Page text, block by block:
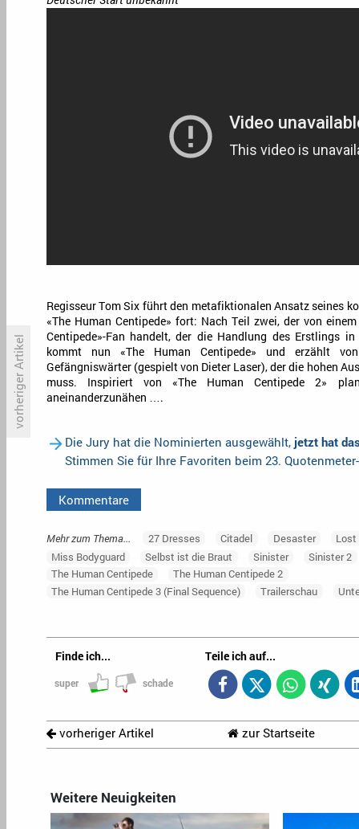
Regisseur Tom Six führt den metafiktionalen Ansatz seines
«The Human Centipede» fort: Nach Teil zwei, der von
Centipede»-Fan handelt, der die Handlung des Erstlings
kommt nun «The Human Centipede» und erzählt
Gefängniswärter (gespielt von Dieter Laser), der die hohen
muss. Inspiriert von «The Human Centipede 2»
aneinanderzunähen ….
Die Jury hat die Nominierten ausgewählt, jetzt hat
Stimmen Sie für Ihre Favoriten beim 23.
Kommentare
Mehr zum Thema... 27 Dresses Citadel Desaster
Lost
Miss Bodyguard
Selbst ist die Braut Sinister
Sinister 2
The Human Centipede
The Human Centipede 2
The Human Centipede 3 (Final Sequence)
Trailerschau
Finde ich...
super schade
Teile ich auf...
vorheriger Artikel zur Startseite
vorheriger Artikel
Primetime-Check: Freitag, 10.
Weitere Neuigkeiten